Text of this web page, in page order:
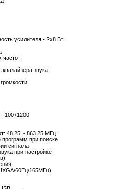
усилителя - 2x8 Вт
частот
звука
100+1200
48.25 ~ 863.25 МГц.
программ при поиске
сигнала
при настройке
60Гц/165MГц)